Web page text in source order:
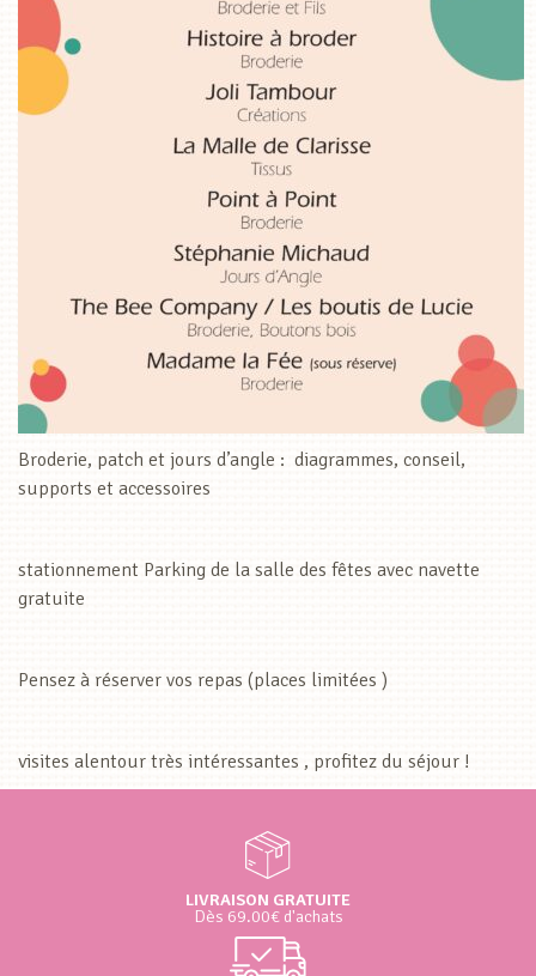
Broderie, patch et jours d’angle : diagrammes, conseil,
supports et accessoires
stationnement Parking de la salle des fêtes avec navette
gratuite
Pensez à réserver vos repas (places limitées )
visites alentour très intéressantes , profitez du séjour !
LIVRAISON GRATUITE
Dès 69.00€ d'achats